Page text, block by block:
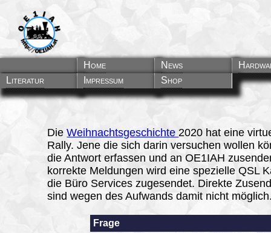
Home News
Literatur
Impressum Shop
DieWeihnachtsgeschichte2020 hat eine
Rally. Jene die sich darin versuchen wollen
die Antwort erfassen und an OE1IAH
korrekte Meldungen wird eine spezielle QSL
die Büro Services zugesendet. Direkte
sind wegen des Aufwands damit nicht
Frage